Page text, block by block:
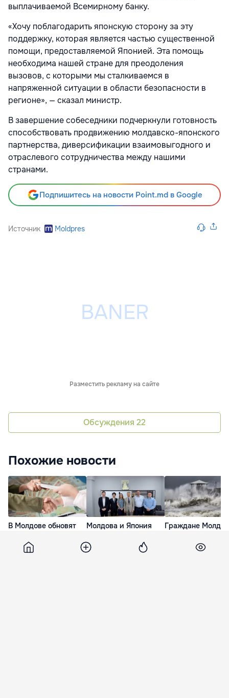
выплачиваемой Всемирному банку.
«Хочу поблагодарить японскую сторону за эту
поддержку, которая является частью существенной
помощи, предоставляемой Японией. Эта помощь
необходима нашей стране для преодоления
вызовов, с которыми мы сталкиваемся в
напряженной ситуации в области безопасности в
регионе», — сказал министр.
В завершение собеседники подчеркнули готовность
способствовать продвижению молдавско-японского
партнерства, диверсификации взаимовыгодного и
отраслевого сотрудничества между нашими
странами.
Подпишитесь на новости Point.md в Google
Источник Moldpres
Разместить рекламу на сайте
Обсуждения 22
Похожие новости
В Молдове обновят
государственной
помощи
Молдова и Япония
переработке
промышленных
Граждане
предупреждение
связи со штормом